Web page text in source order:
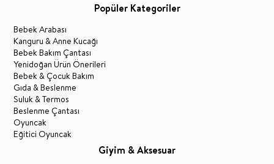
Popüler Kategoriler
Bebek Arabası
Kanguru & Anne Kucağı
Bebek Bakım Çantası
Yenidoğan Ürün Önerileri
Bebek & Çocuk Bakım
Gıda & Beslenme
Suluk & Termos
Beslenme Çantası
Oyuncak
Eğitici Oyuncak
Giyim & Aksesuar